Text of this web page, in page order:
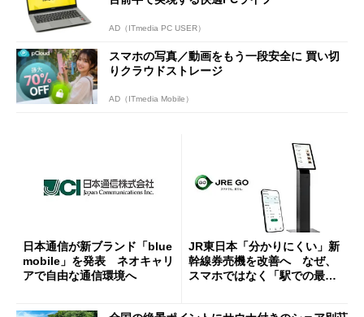
AD（ITmedia PC USER）
スマホの写真／動画をもう一段安全に 買い切
りクラウドストレージ
AD（ITmedia Mobile）
日本通信が新ブランド「blue
mobile」を発表 ネオキャリ
アで自由な通信環境へ
JR東日本「分かりにくい」新
幹線券売機を改善へ なぜ、
スマホではなく「駅での最短